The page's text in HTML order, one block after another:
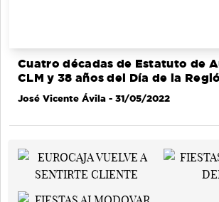
Cuatro décadas de Estatuto de
CLM y 38 años del Día de la
José Vicente Ávila - 31/05/2022